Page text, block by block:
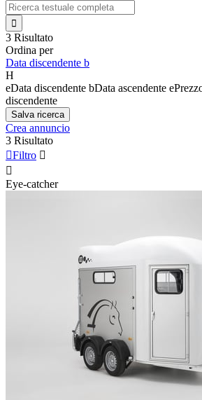

3 Risultato
Ordina per
Data discendente b
H
eData discendente bData ascendente e
discendente
Salva ricerca
Crea annuncio
3 Risultato
Filtro 

Eye-catcher